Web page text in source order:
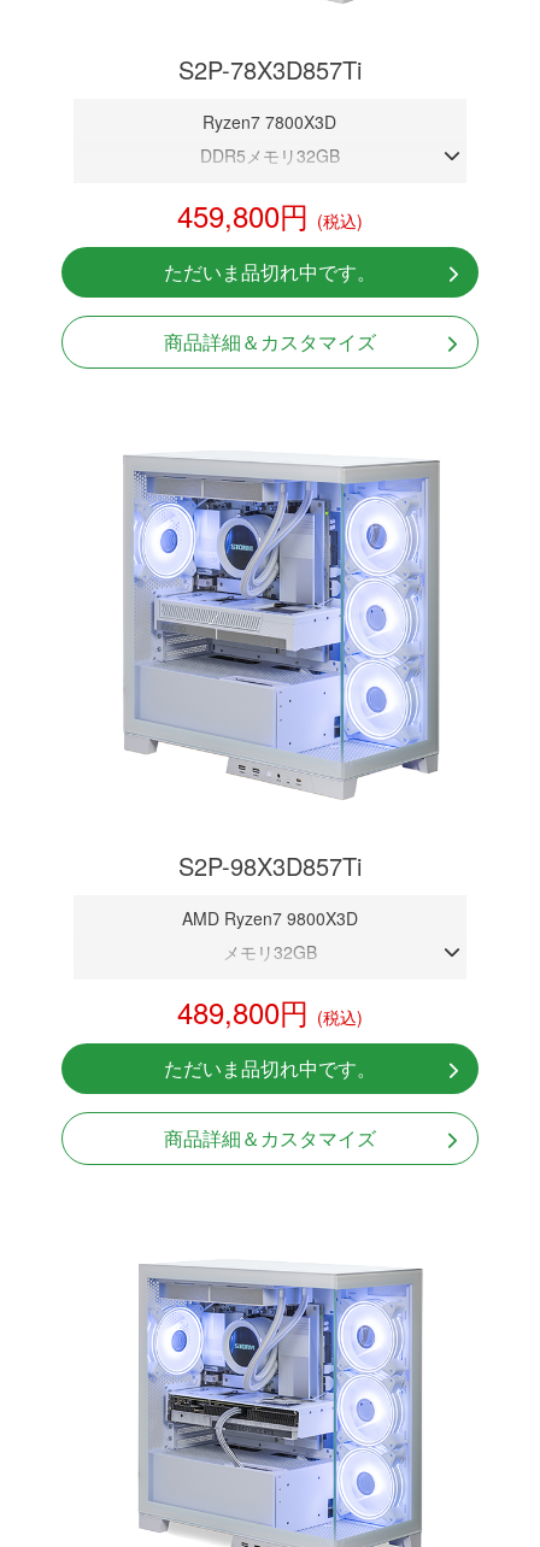
S2P-78X3D857Ti
Ryzen7 7800X3D
DDR5メモリ32GB
NVMeSSD 1TB
無線LAN Bluetooth対応
Windows11 Home 64bit
459,800円 (税込)
ただいま品切れ中です。
商品詳細＆カスタマイズ
S2P-98X3D857Ti
AMD Ryzen7 9800X3D
メモリ32GB
NVMeSSD 1TB
無線LAN Bluetooth対応
Windows11 Home 64bit
489,800円 (税込)
ただいま品切れ中です。
商品詳細＆カスタマイズ